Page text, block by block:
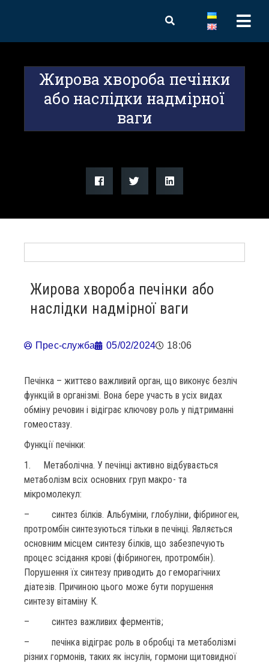
Жирова хвороба печінки
або наслідки надмірної
ваги
Жирова хвороба печінки або
наслідки надмірної ваги
Прес-служба 05/02/2024 18:06
Печінка – життєво важливий орган, що виконує безліч
функцій в організмі. Вона бере участь в усіх видах
обміну речовин і відіграє ключову роль у підтриманні
гомеостазу.
Функції печінки:
1. Метаболічна. У печінці активно відбувається
метаболізм всіх основних груп макро- та
мікромолекул:
– синтез білків. Альбуміни, глобуліни, фібриноген,
протромбін синтезуються тільки в печінці. Являється
основним місцем синтезу білків, що забезпечують
процес зсідання крові (фібриноген, протромбін).
Порушення їх синтезу приводить до геморагічних
діатезів. Причиною цього може бути порушення
синтезу вітаміну К.
– синтез важливих ферментів;
– печінка відіграє роль в обробці та метаболізмі
різних гормонів, таких як інсулін, гормони щитовидної